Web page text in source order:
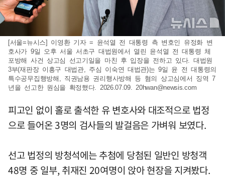
[서울=뉴시스] 이영환 기자 = 윤석열 전 대통령 측 변호인 유정화 변
호사가 9일 오후 서울 서초구 대법원에서 열린 윤석열 전 대통령 체
포방해 사건 상고심 선고기일을 마친 후 입장을 전하고 있다. 대법원
3부(재판장 이흥구 대법관, 주심 이숙연 대법관)는 9일 윤 전 대통령의
특수공무집행방해, 직권남용 권리행사방해 등 혐의 상고심에서 징역 7
년을 선고한 원심을 확정했다. 2026.07.09.20hwan@newsis.com
피고인 없이 홀로 출석한 유 변호사와 대조적으로 법정
으로 들어온 3명의 검사들의 발걸음은 가벼워 보였다.
선고 법정의 방청석에는 추첨에 당첨된 일반인 방청객
48명 중 일부, 취재진 20여명이 앉아 현장을 지켜봤다.